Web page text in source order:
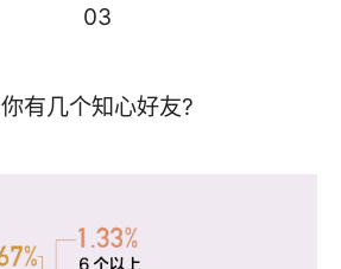
03
你有几个知心好友?